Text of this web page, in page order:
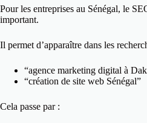
Pour les entreprises au Sénégal, le
important.
Il permet d’apparaître dans les
“agence marketing digital à
“création de site web Sénégal”
Cela passe par :